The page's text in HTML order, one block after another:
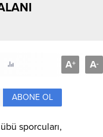
A+ A-
ABONE OL
sporcuları,